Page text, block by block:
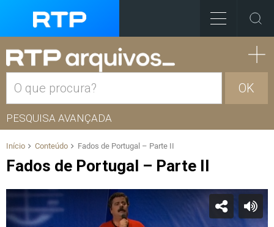
OK
PESQUISA AVANÇADA
Início Conteúdo Fados de Portugal – Parte II
Fados de Portugal – Parte II